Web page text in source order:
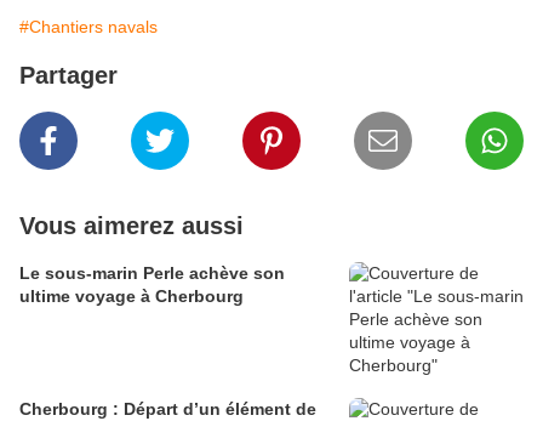
#Chantiers navals
Partager
Vous aimerez aussi
Le sous-marin Perle achève son
ultime voyage à Cherbourg
Cherbourg : Départ d’un élément de